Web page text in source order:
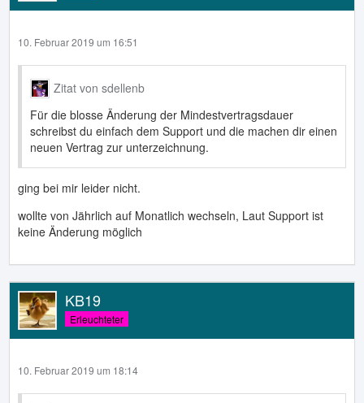
10. Februar 2019 um 16:51
Zitat von sdellenb
Für die blosse Änderung der Mindestvertragsdauer
schreibst du einfach dem Support und die machen dir einen
neuen Vertrag zur unterzeichnung.
ging bei mir leider nicht.
wollte von Jährlich auf Monatlich wechseln, Laut Support ist
keine Änderung möglich
KB19
Erleuchteter
10. Februar 2019 um 18:14